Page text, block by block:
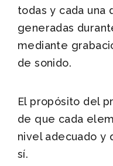
todas y cada una
generadas
mediante
de sonido.
El propósito del
de que cada
nivel adecuado y
sí.